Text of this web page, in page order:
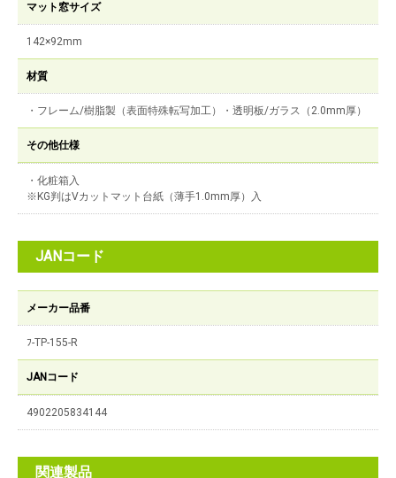
マット窓サイズ
142×92mm
材質
・フレーム/樹脂製（表面特殊転写加工）・透明板/ガラス（2.0mm厚）
その他仕様
・化粧箱入
※KG判はVカットマット台紙（薄手1.0mm厚）入
JANコード
メーカー品番
ﾌ-TP-155-R
JANコード
4902205834144
関連製品